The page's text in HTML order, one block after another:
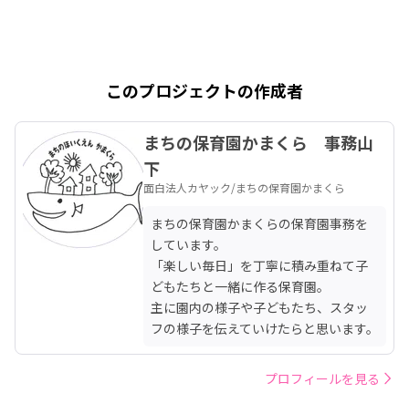
このプロジェクトの作成者
まちの保育園かまくら 事務山
下
面白法人カヤック/まちの保育園かまくら
まちの保育園かまくらの保育園事務を
しています。
「楽しい毎日」を丁寧に積み重ねて子
どもたちと一緒に作る保育園。
主に園内の様子や子どもたち、スタッ
フの様子を伝えていけたらと思います。
プロフィールを見る